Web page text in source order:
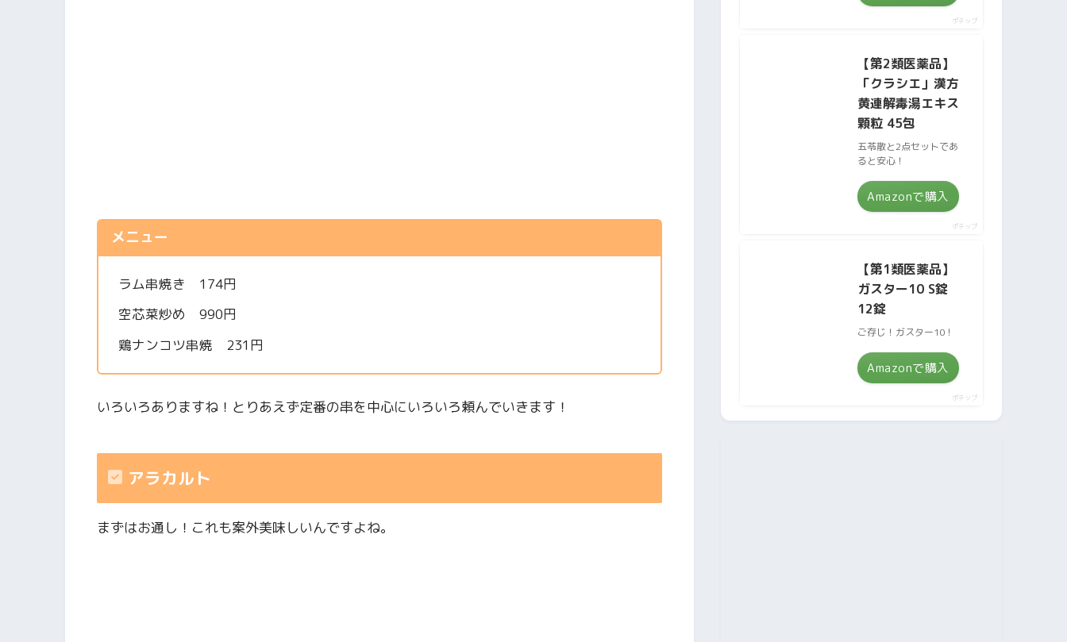
メニュー
ラム串焼き 174円
空芯菜炒め 990円
鶏ナンコツ串焼 231円
いろいろありますね！とりあえず定番の串を中心にいろいろ頼んでいきます！
アラカルト
まずはお通し！これも案外美味しいんですよね。
ポチップ
【第2類医薬品】
「クラシエ」漢方
黄連解毒湯エキス
顆粒 45包
五苓散と2点セットであ
ると安心！
Amazonで購入
ポチップ
【第1類医薬品】
ガスター10 S錠
12錠
ご存じ！ガスター10！
Amazonで購入
ポチップ